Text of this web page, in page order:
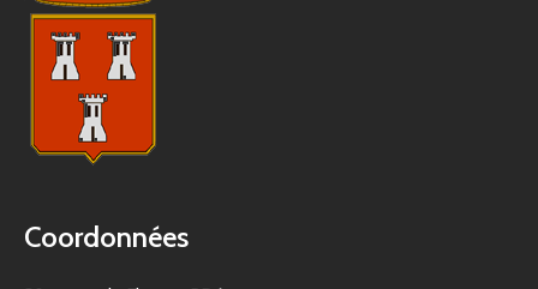
Coordonnées